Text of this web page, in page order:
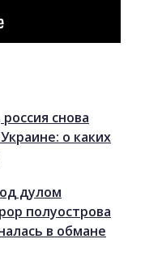
снова
о каких
дулом
полуострова
в обмане